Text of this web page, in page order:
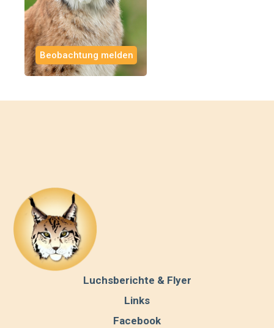
Beobachtung melden
Luchsberichte & Flyer
Links
Facebook